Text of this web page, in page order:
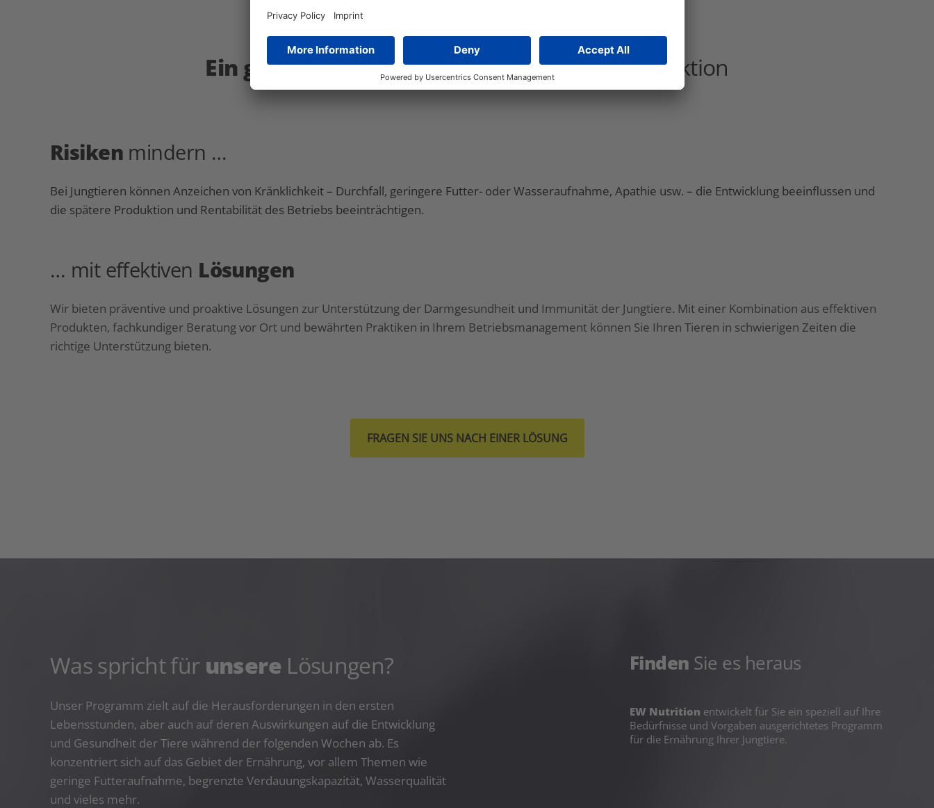
Ein gesunder Startfür eine erfolgreiche Produktion
Risiken mindern …
Bei Jungtieren können Anzeichen von Kränklichkeit – Durchfall, geringere Futter- oder Wasseraufnahme, Apathie usw. – die Entwicklung beeinflussen und
die spätere Produktion und Rentabilität des Betriebs beeinträchtigen.
… mit effektiven Lösungen
Wir bieten präventive und proaktive Lösungen zur Unterstützung der Darmgesundheit und Immunität der Jungtiere. Mit einer Kombination aus effektiven
Produkten, fachkundiger Beratung vor Ort und bewährten Praktiken in Ihrem Betriebsmanagement können Sie Ihren Tieren in schwierigen Zeiten die
richtige Unterstützung bieten.
FRAGEN SIE UNS NACH EINER LÖSUNG
Was spricht für unsere Lösungen?
Unser Programm zielt auf die Herausforderungen in den ersten
Lebensstunden, aber auch auf deren Auswirkungen auf die Entwicklung
und Gesundheit der Tiere während der folgenden Wochen ab. Es
konzentriert sich auf das Gebiet der Ernährung, vor allem Themen wie
geringe Futteraufnahme, begrenzte Verdauungskapazität, Wasserqualität
und vieles mehr.
Finden Sie es heraus
EW Nutrition entwickelt für Sie ein speziell auf Ihre
Bedürfnisse und Vorgaben ausgerichtetes Programm
für die Ernährung Ihrer Jungtiere.